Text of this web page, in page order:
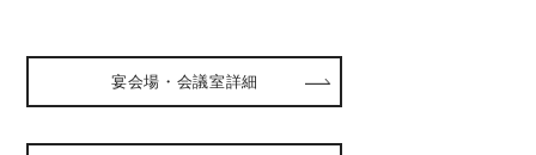
宴会場・会議室詳細